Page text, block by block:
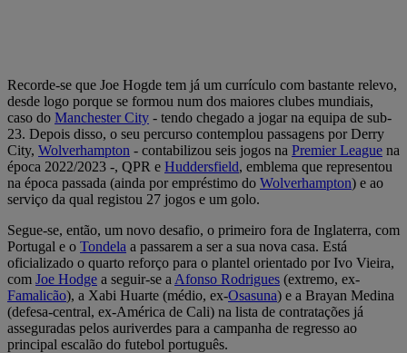
Recorde-se que Joe Hogde tem já um currículo com bastante relevo,
desde logo porque se formou num dos maiores clubes mundiais,
caso do Manchester City - tendo chegado a jogar na equipa de sub-
23. Depois disso, o seu percurso contemplou passagens por Derry
City, Wolverhampton - contabilizou seis jogos na Premier League na
época 2022/2023 -, QPR e Huddersfield, emblema que representou
na época passada (ainda por empréstimo do Wolverhampton) e ao
serviço da qual registou 27 jogos e um golo.
Segue-se, então, um novo desafio, o primeiro fora de Inglaterra, com
Portugal e o Tondela a passarem a ser a sua nova casa. Está
oficializado o quarto reforço para o plantel orientado por Ivo Vieira,
com Joe Hodge a seguir-se a Afonso Rodrigues (extremo, ex-
Famalicão), a Xabi Huarte (médio, ex-Osasuna) e a Brayan Medina
(defesa-central, ex-América de Cali) na lista de contratações já
asseguradas pelos auriverdes para a campanha de regresso ao
principal escalão do futebol português.